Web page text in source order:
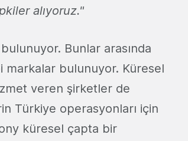
alıyoruz."
Bunlar arasında
markalar bulunuyor. Küresel
veren şirketler de
Türkiye operasyonları için
küresel çapta bir